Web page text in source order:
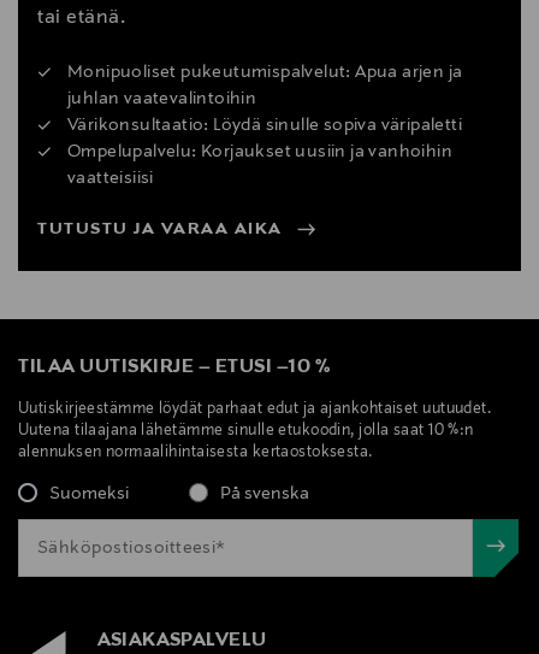
tai etänä.
Monipuoliset pukeutumispalvelut: Apua arjen ja
juhlan vaatevalintoihin
Värikonsultaatio: Löydä sinulle sopiva väripaletti
Ompelupalvelu: Korjaukset uusiin ja vanhoihin
vaatteisiisi
TUTUSTU JA VARAA AIKA
TILAA UUTISKIRJE – ETUSI –10 %
Uutiskirjeestämme löydät parhaat edut ja ajankohtaiset uutuudet.
Uutena tilaajana lähetämme sinulle etukoodin, jolla saat 10 %:n
alennuksen normaalihintaisesta kertaostoksesta.
Suomeksi På svenska
ASIAKASPALVELU